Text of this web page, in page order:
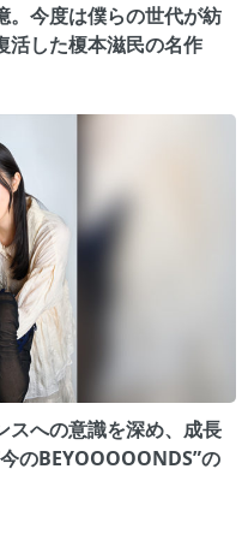
。今度は僕らの世代が紡
した榎本滋民の名作
スへの意識を深め、成長
のBEYOOOOONDS”の